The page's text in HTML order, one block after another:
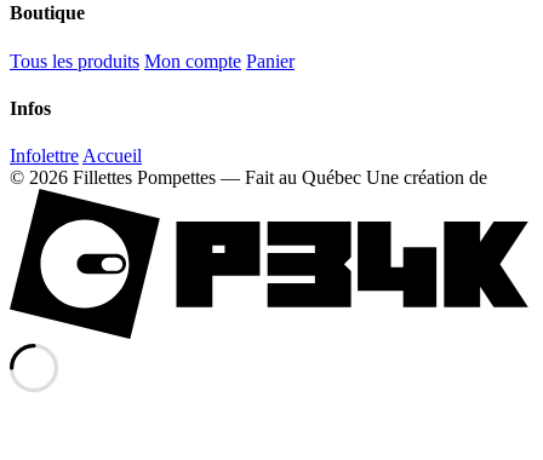
Boutique
Tous les produits Mon compte Panier
Infos
Infolettre Accueil
© 2026 Fillettes Pompettes — Fait au Québec Une création de